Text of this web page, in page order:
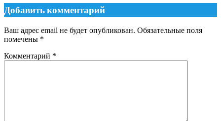
Добавить комментарий
Ваш адрес email не будет опубликован. Обязательные поля
помечены *
Комментарий *